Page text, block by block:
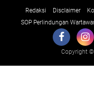
Redaksi Disclaimer
SOP Perlindungan
Copyright ©